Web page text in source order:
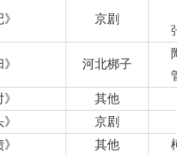
京剧
河北梆子
其他
京剧
其他